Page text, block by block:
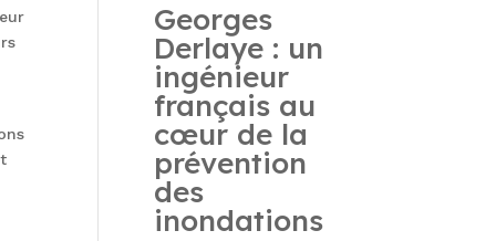
Georges
Derlaye : un
ingénieur
français au
cœur de la
prévention
des
inondations